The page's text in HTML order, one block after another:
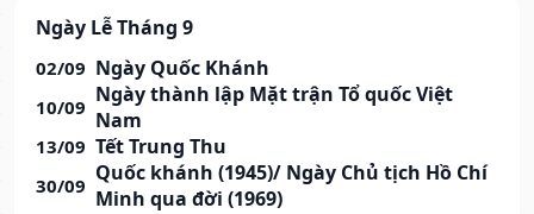
Ngày Lễ Tháng 9
02/09 Ngày Quốc Khánh
10/09 Ngày thành lập Mặt trận Tổ quốc Việt
Nam
13/09 Tết Trung Thu
30/09 Quốc khánh (1945)/ Ngày Chủ tịch Hồ Chí
Minh qua đời (1969)